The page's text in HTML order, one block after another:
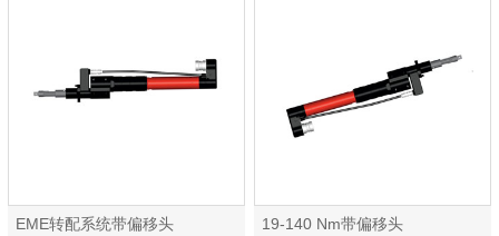
EME转配系统带偏移头 19-140 Nm带偏移头